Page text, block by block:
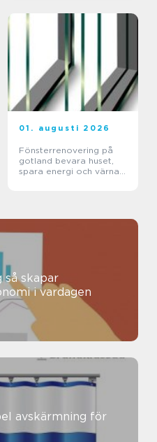
01. augusti 2026
Fönsterrenovering på
gotland bevara huset,
spara energi och värna
i vardagen